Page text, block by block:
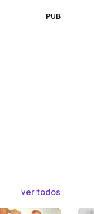
PUB
ver todos